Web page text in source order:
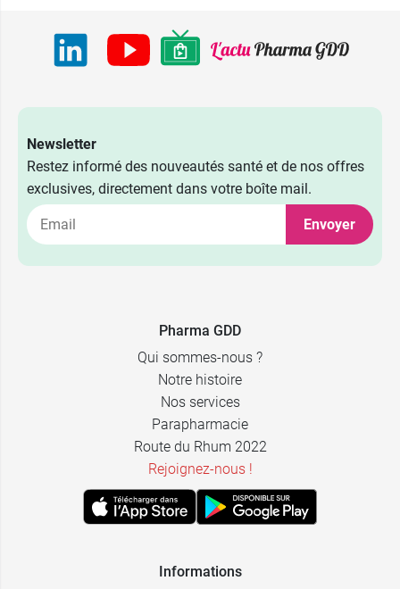
3 paires
Newsletter
Restez informé des nouveautés santé et de nos offres
exclusives, directement dans votre boîte mail.
Envoyer
Pharma GDD
Qui sommes-nous ?
Notre histoire
Nos services
Parapharmacie
Route du Rhum 2022
Rejoignez-nous !
Informations